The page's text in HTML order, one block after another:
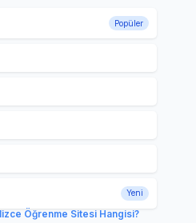
Popüler
Yeni
Öğrenme Sitesi Hangisi?